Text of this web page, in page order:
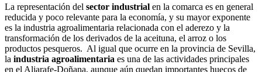
La representación del sector industrial en la comarca es en general
reducida y poco relevante para la economía, y su mayor exponente
es la industria agroalimentaria relacionada con el aderezo y la
transformación de los derivados de la aceituna, el arroz o los
productos pesqueros. Al igual que ocurre en la provincia de Sevilla,
la industria agroalimentaria es una de las actividades principales
en el Aljarafe-Doñana, aunque aún quedan importantes huecos de